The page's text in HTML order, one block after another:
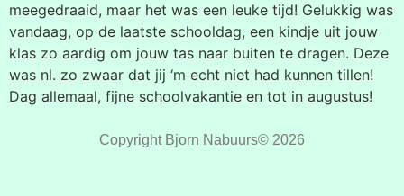
meegedraaid, maar het was een leuke tijd! Gelukkig was
vandaag, op de laatste schooldag, een kindje uit jouw
klas zo aardig om jouw tas naar buiten te dragen. Deze
was nl. zo zwaar dat jij ‘m echt niet had kunnen tillen!
Dag allemaal, fijne schoolvakantie en tot in augustus!
Copyright Bjorn Nabuurs© 2026